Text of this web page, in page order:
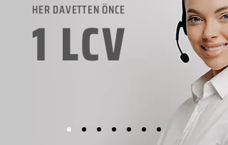
HER DAVETTEN ÖNCE
1 LCV